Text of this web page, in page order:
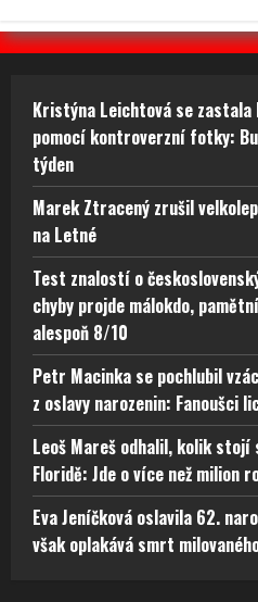
Kristýna Leichtová se
pomocí kontroverzní fotky:
týden
Marek Ztracený zrušil
na Letné
Test znalostí o
chyby projde málokdo,
alespoň 8/10
Petr Macinka se pochlubil
z oslavy narozenin: Fanoušci
Leoš Mareš odhalil, kolik stojí
Floridě: Jde o více než milion
Eva Jeníčková oslavila 62.
však oplakává smrt